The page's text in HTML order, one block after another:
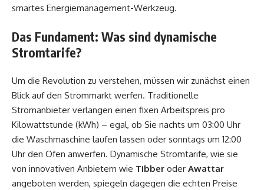
smartes Energiemanagement-Werkzeug.
Das Fundament: Was sind dynamische
Stromtarife?
Um die Revolution zu verstehen, müssen wir zunächst einen
Blick auf den Strommarkt werfen. Traditionelle
Stromanbieter verlangen einen fixen Arbeitspreis pro
Kilowattstunde (kWh) – egal, ob Sie nachts um 03:00 Uhr
die Waschmaschine laufen lassen oder sonntags um 12:00
Uhr den Ofen anwerfen. Dynamische Stromtarife, wie sie
von innovativen Anbietern wie Tibber oder Awattar
angeboten werden, spiegeln dagegen die echten Preise